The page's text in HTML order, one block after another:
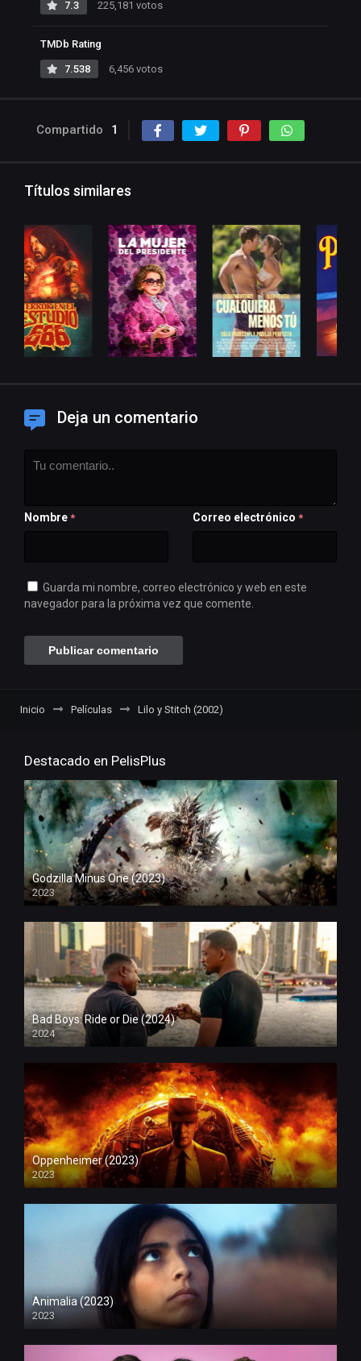
7.3 225,181 votos
TMDb Rating
7.538 6,456 votos
Compartido 1
Títulos similares
Deja un comentario
Nombre * Correo electrónico *
Guarda mi nombre, correo electrónico y web en este
navegador para la próxima vez que comente.
Inicio Películas Lilo y Stitch (2002)
Destacado en PelisPlus
Godzilla Minus One (2023)
2023
Bad Boys: Ride or Die (2024)
2024
Oppenheimer (2023)
2023
Animalia (2023)
2023